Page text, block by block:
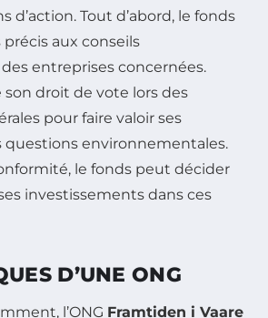
d’action. Tout d’abord, le fonds
aux conseils
entreprises concernées.
son droit de vote lors des
pour faire valoir ses
questions environnementales.
le fonds peut décider
investissements dans ces
D’UNE ONG
l’ONG Framtiden i Vaare